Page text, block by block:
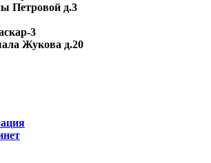
Петровой д.3
3
Жукова д.20